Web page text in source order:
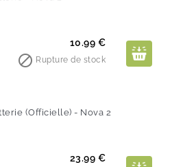
Prix
10.99 €
 Rupture de stock
DE STOCK(Officielle) - Nova 2
Prix
23.99 €